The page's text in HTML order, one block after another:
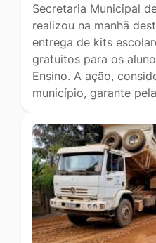
Secretaria Municipal
realizou na manhã
entrega de kits
gratuitos para os
Ensino. A ação,
município, garante